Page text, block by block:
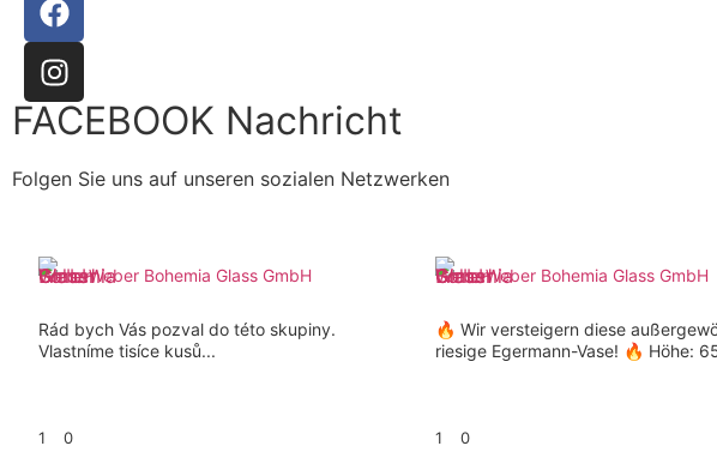
FACEBOOK Nachricht
Folgen Sie uns auf unseren sozialen Netzwerken
Weber Bohemia Glass GmbH
Rád bych Vás pozval do této skupiny.
Vlastníme tisíce kusů...
1 0
Weber Bohemia Glass GmbH
🔥 Wir versteigern diese
riesige Egermann-Vase! 🔥 Höhe:
1 0